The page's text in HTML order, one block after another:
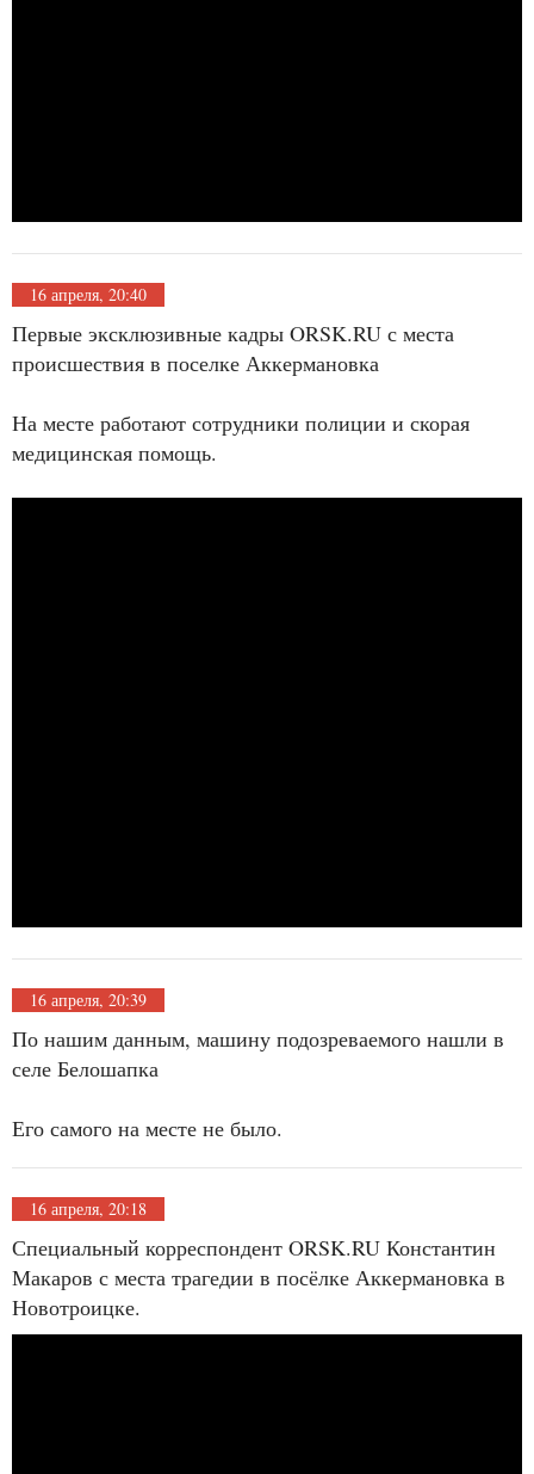
16 апреля, 20:40
Первые эксклюзивные кадры ORSK.RU с места
происшествия в поселке Аккермановка
На месте работают сотрудники полиции и скорая
медицинская помощь.
16 апреля, 20:39
По нашим данным, машину подозреваемого нашли в
селе Белошапка
Его самого на месте не было.
16 апреля, 20:18
Специальный корреспондент ORSK.RU Константин
Макаров с места трагедии в посёлке Аккермановка в
Новотроицке.